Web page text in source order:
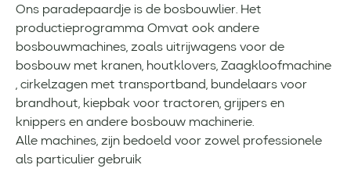
Ons paradepaardje is de bosbouwlier. Het
productieprogramma Omvat ook andere
bosbouwmachines, zoals uitrijwagens voor de
bosbouw met kranen, houtklovers, Zaagkloofmachine
, cirkelzagen met transportband, bundelaars voor
brandhout, kiepbak voor tractoren, grijpers en
knippers en andere bosbouw machinerie.
Alle machines, zijn bedoeld voor zowel professionele
als particulier gebruik